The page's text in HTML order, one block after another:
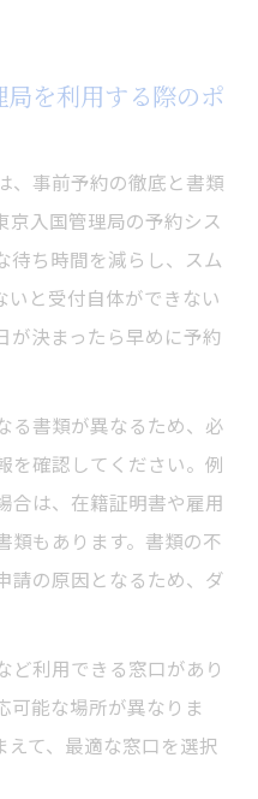
を利用する際のポ
、事前予約の徹底と書類
京入国管理局の予約シス
待ち時間を減らし、スム
いと受付自体ができない
が決まったら早めに予約
る書類が異なるため、必
を確認してください。例
合は、在籍証明書や雇用
類もあります。書類の不
請の原因となるため、ダ
ど利用できる窓口があり
可能な場所が異なりま
えて、最適な窓口を選択